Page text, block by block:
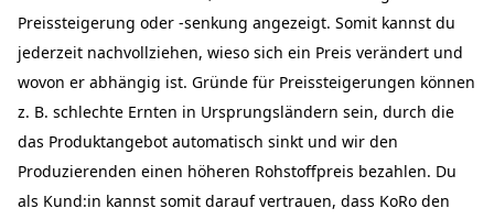
Preissteigerung oder -senkung angezeigt. Somit kannst du
jederzeit nachvollziehen, wieso sich ein Preis verändert und
wovon er abhängig ist. Gründe für Preissteigerungen können
z. B. schlechte Ernten in Ursprungsländern sein, durch die
das Produktangebot automatisch sinkt und wir den
Produzierenden einen höheren Rohstoffpreis bezahlen. Du
als Kund:in kannst somit darauf vertrauen, dass KoRo den